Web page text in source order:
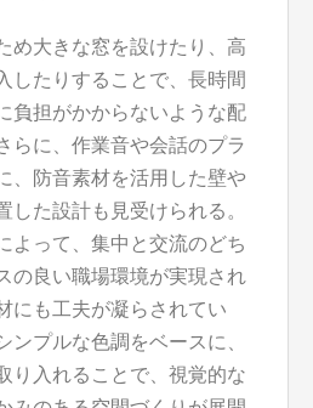
め大きな窓を設けたり、高
したりすることで、長時間
負担がかからないような配
らに、作業音や会話のプラ
、防音素材を活用した壁や
した設計も見受けられる。
よって、集中と交流のどち
の良い職場環境が実現され
にも工夫が凝らされてい
ンプルな色調をベースに、
り入れることで、視覚的な